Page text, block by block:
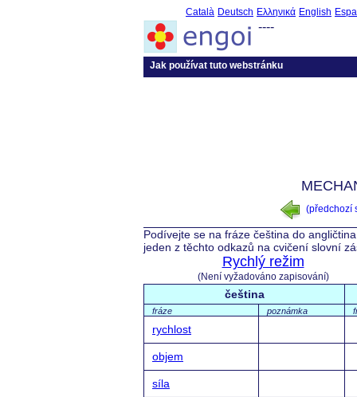
Català Deutsch Ελληνικά English
----
Jak používat tuto webstránku
(předchozí
Podívejte se na fráze čeština do
jeden z těchto odkazů na cvičení slovní
Rychlý režim
(Není vyžadováno zapisování)
čeština
fráze poznámka
rychlost
objem
síla